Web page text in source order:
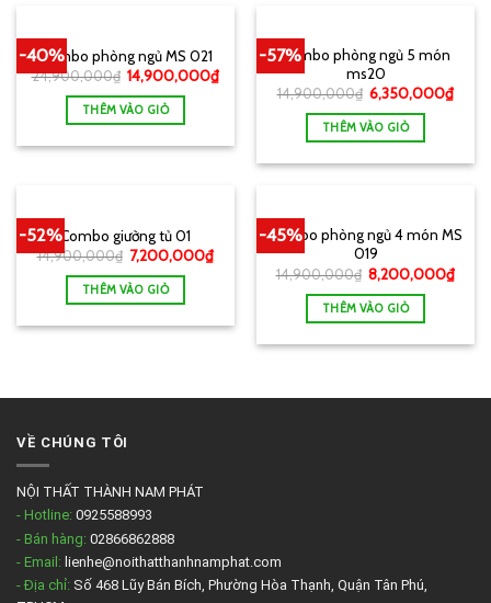
-40%
Combo phòng ngủ MS 021
24,900,000₫ 14,900,000₫
THÊM VÀO GIỎ
-57%Combo phòng ngủ 5 món
ms20
14,900,000₫ 6,350,000₫
THÊM VÀO GIỎ
-52%Combo giường tủ 01
14,900,000₫ 7,200,000₫
THÊM VÀO GIỎ
-45%
Combo phòng ngủ 4 món MS
019
14,900,000₫ 8,200,000₫
THÊM VÀO GIỎ
VỀ CHÚNG TÔI
NỘI THẤT THÀNH NAM PHÁT
- Hotline: 0925588993
- Bán hàng: 02866862888
- Email: lienhe@noithatthanhnamphat.com
- Địa chỉ: Số 468 Lũy Bán Bích, Phường Hòa Thạnh, Quận Tân Phú,